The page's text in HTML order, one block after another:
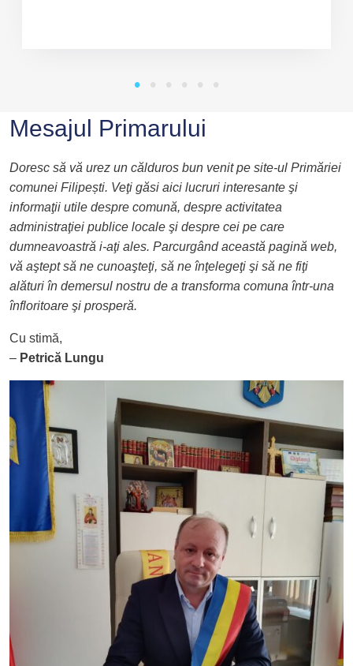
Mesajul Primarului
Doresc să vă urez un călduros bun venit pe site-ul Primăriei
comunei Filipești. Veţi găsi aici lucruri interesante şi
informaţii utile despre comună, despre activitatea
administraţiei publice locale şi despre cei pe care
dumneavoastră i-aţi ales. Parcurgând această pagină web,
vă aştept să ne cunoaşteţi, să ne înţelegeţi şi să ne fiţi
alături în demersul nostru de a transforma comuna într-una
înfloritoare şi prosperă.
Cu stimă,
– Petrică Lungu